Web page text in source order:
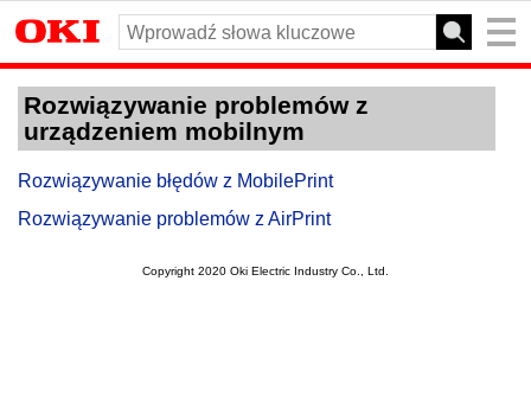
Rozwiązywanie problemów z
urządzeniem mobilnym
Rozwiązywanie błędów z MobilePrint
Rozwiązywanie problemów z AirPrint
Copyright 2020 Oki Electric Industry Co., Ltd.